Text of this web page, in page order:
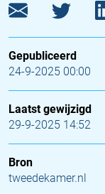
Gepubliceerd
24-9-2025 00:00
Laatst gewijzigd
29-9-2025 14:52
Bron
tweedekamer.nl